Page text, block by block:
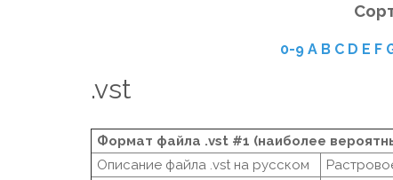
0-9 A B C D E F
.vst
Формат файла .vst #1 (наиболее
Описание файла .vst на русском